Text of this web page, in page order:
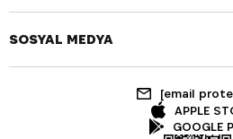
SOSYAL MEDYA
[email
APPLE
GOOGLE